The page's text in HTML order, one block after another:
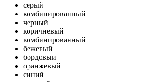
серый
комбинированный
черный
коричневый
комбинированный
бежевый
бордовый
оранжевый
синий